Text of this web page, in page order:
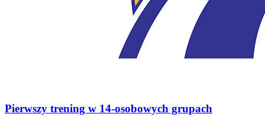
Pierwszy trening w 14-osobowych grupach